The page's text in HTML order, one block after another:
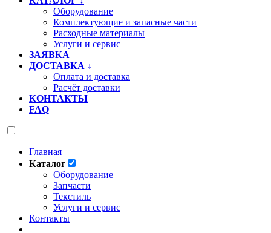
Оборудование
Комплектующие и запасные части
Расходные материалы
Услуги и сервис
ЗАЯВКА
ДОСТАВКА ↓
Оплата и доставка
Расчёт доставки
КОНТАКТЫ
FAQ
Главная
Каталог
Оборудование
Запчасти
Текстиль
Услуги и сервис
Контакты